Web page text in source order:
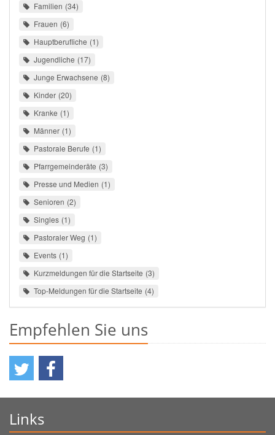
Familien 34
Frauen 6
Hauptberufliche 1
Jugendliche 17
Junge Erwachsene 8
Kinder 20
Kranke 1
Männer 1
Pastorale Berufe 1
Pfarrgemeinderäte 3
Presse und Medien 1
Senioren 2
Singles 1
Pastoraler Weg 1
Events 1
Kurzmeldungen für die Startseite 3
Top-Meldungen für die Startseite 4
Empfehlen Sie uns
Links